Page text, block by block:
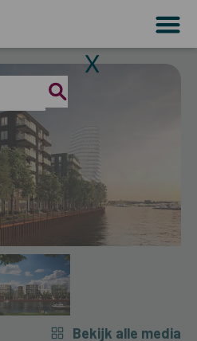
X
Bekijk alle media